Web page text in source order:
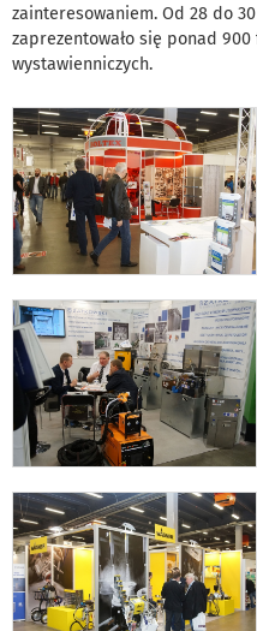
zainteresowaniem. Od 28 do
zaprezentowało się ponad
wystawienniczych.